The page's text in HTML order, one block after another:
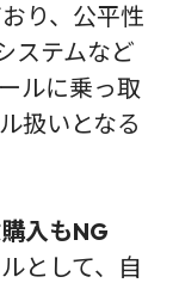
り、公平性
ステムなど
ルに乗っ取
扱いとなる
入もNG
として、自